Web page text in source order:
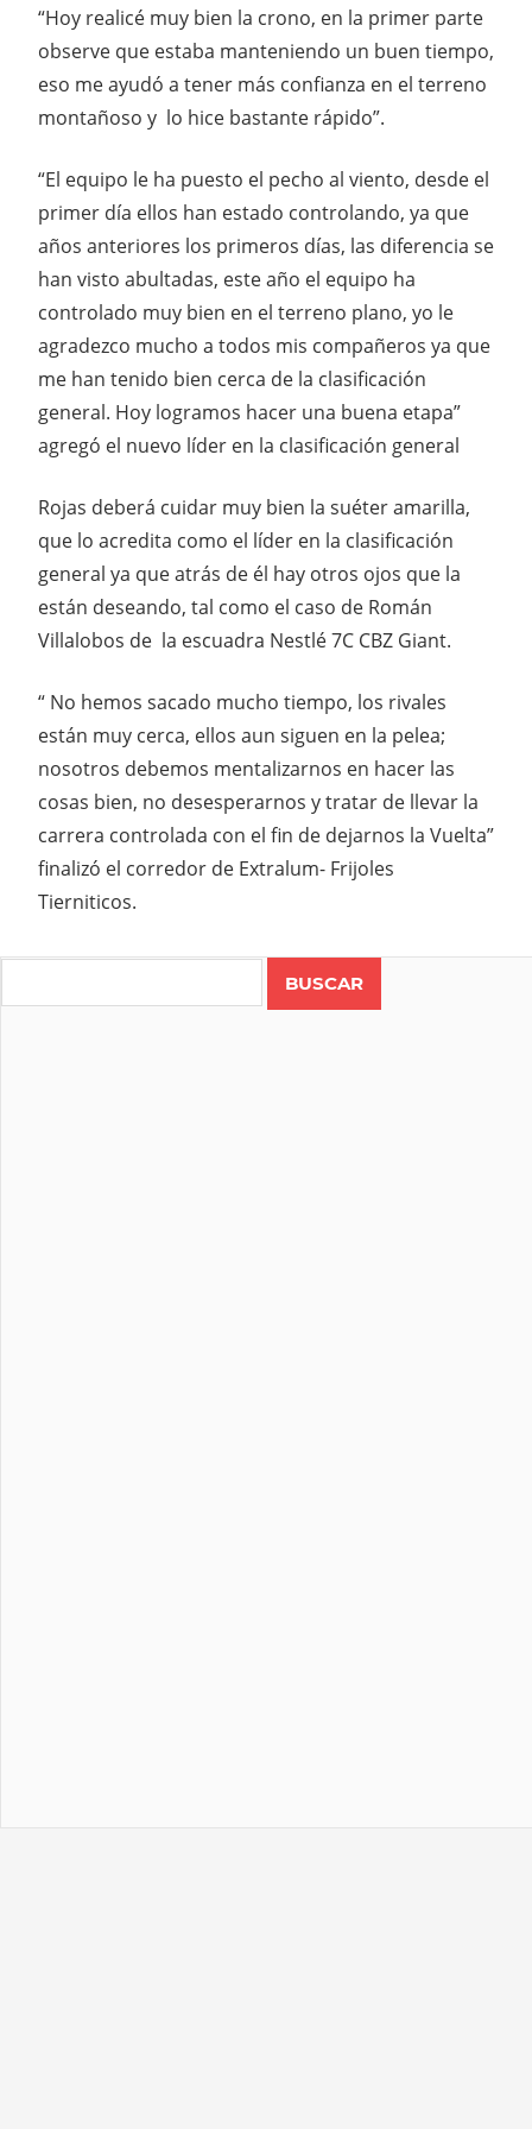
“Hoy realicé muy bien la crono, en la primer parte
observe que estaba manteniendo un buen tiempo,
eso me ayudó a tener más confianza en el terreno
montañoso y lo hice bastante rápido”.
“El equipo le ha puesto el pecho al viento, desde el
primer día ellos han estado controlando, ya que
años anteriores los primeros días, las diferencia se
han visto abultadas, este año el equipo ha
controlado muy bien en el terreno plano, yo le
agradezco mucho a todos mis compañeros ya que
me han tenido bien cerca de la clasificación
general. Hoy logramos hacer una buena etapa”
agregó el nuevo líder en la clasificación general
Rojas deberá cuidar muy bien la suéter amarilla,
que lo acredita como el líder en la clasificación
general ya que atrás de él hay otros ojos que la
están deseando, tal como el caso de Román
Villalobos de la escuadra Nestlé 7C CBZ Giant.
“ No hemos sacado mucho tiempo, los rivales
están muy cerca, ellos aun siguen en la pelea;
nosotros debemos mentalizarnos en hacer las
cosas bien, no desesperarnos y tratar de llevar la
carrera controlada con el fin de dejarnos la Vuelta”
finalizó el corredor de Extralum- Frijoles
Tierniticos.